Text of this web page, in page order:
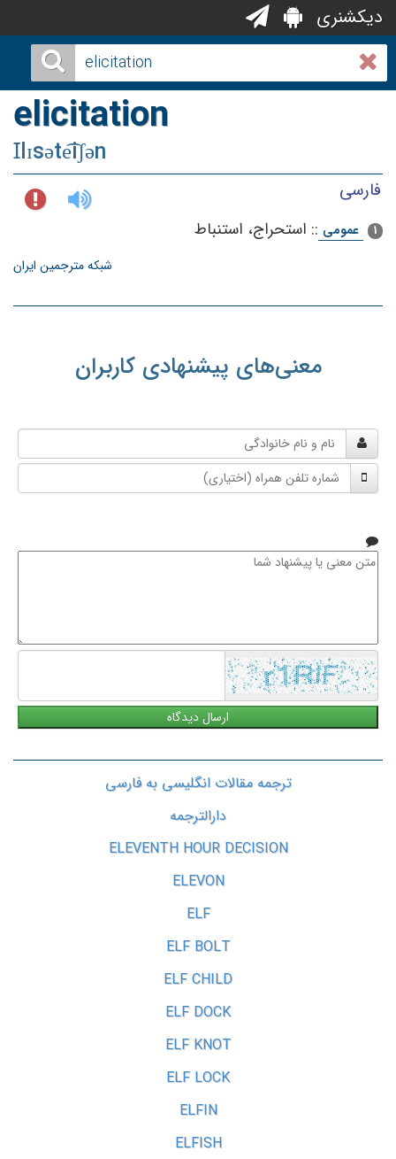
دیکشنری
elicitation
Ɪlɪsəte͡iʃən
فارسی
1 عمومی :: استحراج‌، استنباط‌
شبکه مترجمین ایران
معنی‌های پیشنهادی کاربران
و
نام
خانوادگی
شماره
تلفن
متن
ترجمه مقالات انگلیسی به فارسی
دارالترجمه
ELEVENTH HOUR DECISION
ELEVON
ELF
ELF BOLT
ELF CHILD
ELF DOCK
ELF KNOT
ELF LOCK
ELFIN
ELFISH